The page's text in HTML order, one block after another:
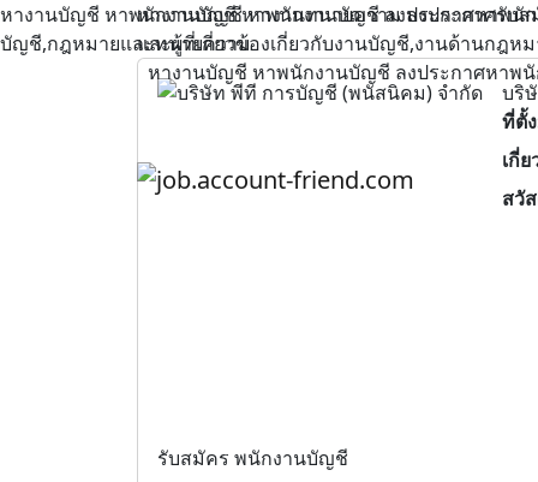
หางานบัญชี หาพนักงานบัญชี หางานทนายความ ลงประกาศรับ
บัญชี,กฎหมายและทนายความ
หางานบัญชี หาพนักงานบัญชี ลงประกาศหาพ
และผู้ที่เกี่ยวข้องเกี่ยวกับงานบัญชี,งานด้านกฎห
หางานบัญชี หาพนักงานบัญชี ลงประกาศหาพ
บริ
ที่ตั้
เกี่ย
สวั
รับสมัคร พนักงานบัญชี